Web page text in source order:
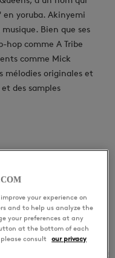
yoruba. Akinyemi
Bien que ses
hop comme A Tribe
comme Mick
mélodies originales et
des samples
Akinyemi
your experience on
and to help us analyze the
your preferences at any
at the bottom of each
consult
our privacy